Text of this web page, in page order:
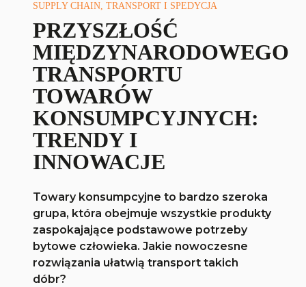
SUPPLY CHAIN, TRANSPORT I SPEDYCJA
PRZYSZŁOŚĆ
MIĘDZYNARODOWEGO
TRANSPORTU
TOWARÓW
KONSUMPCYJNYCH:
TRENDY I
INNOWACJE
Towary konsumpcyjne to bardzo szeroka
grupa, która obejmuje wszystkie produkty
zaspokajające podstawowe potrzeby
bytowe człowieka. Jakie nowoczesne
rozwiązania ułatwią transport takich
dóbr?